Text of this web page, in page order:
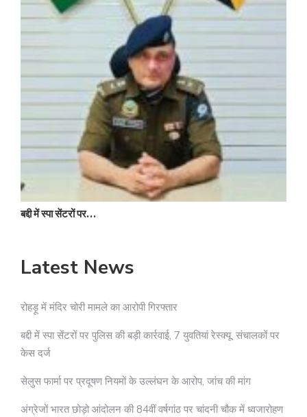
बद्दी में स्पा सेंटरों पर…
Latest News
रोहड़ू में मंदिर चोरी मामले का आरोपी गिरफ्तार
बद्दी में स्पा सेंटरों पर पुलिस की बड़ी कार्रवाई, 7 युवतियां रेस्क्यू, संचालकों पर
केस दर्ज
सेलुस फार्मा पर प्रदूषण नियमों के उल्लंघन के आरोप, जांच की मांग
अंग्रेजों भारत छोड़ो आंदोलन की 84वीं वर्षगांठ पर चांदनी चौक में ध्वजारोहण